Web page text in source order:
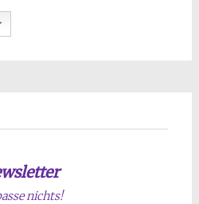
nichts!